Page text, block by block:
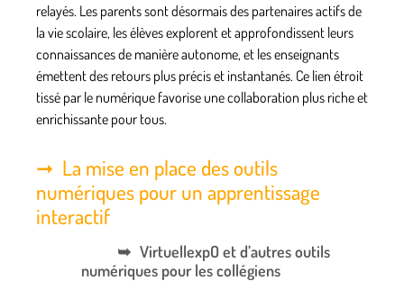
relayés. Les parents sont désormais des partenaires actifs de
la vie scolaire, les élèves explorent et approfondissent leurs
connaissances de manière autonome, et les enseignants
émettent des retours plus précis et instantanés. Ce lien étroit
tissé par le numérique favorise une collaboration plus riche et
enrichissante pour tous.
La mise en place des outils
numériques pour un apprentissage
interactif
VirtuellexpO et d’autres outils
numériques pour les collégiens